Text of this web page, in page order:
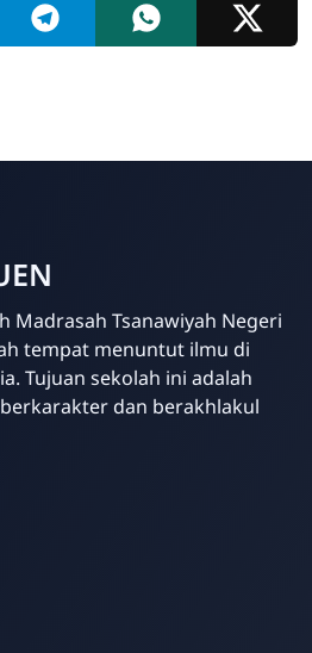
Madrasah Tsanawiyah Negeri
tempat menuntut ilmu di
Tujuan sekolah ini adalah
dan berakhlakul